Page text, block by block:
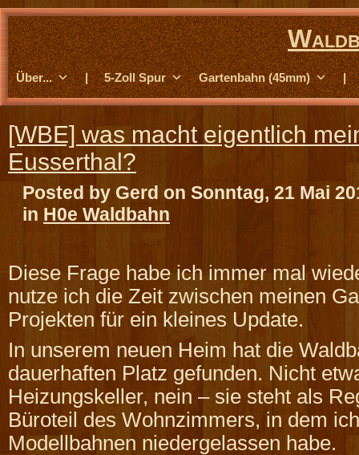
Über... | 5-Zoll Spur Gartenbahn (45mm) |
[WBE] was macht eigentlich
Eusserthal?
Posted by Gerd on Sonntag, 21 Mai
in H0e Waldbahn
Diese Frage habe ich immer mal
nutze ich die Zeit zwischen meinen
Projekten für ein kleines Update.
In unserem neuen Heim hat die
dauerhaften Platz gefunden. Nicht
Heizungskeller, nein – sie steht als
Büroteil des Wohnzimmers, in dem
Modellbahnen niedergelassen habe.